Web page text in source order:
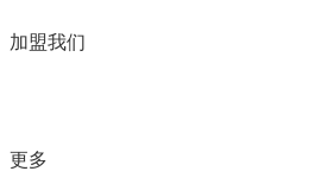
加盟我们
更多